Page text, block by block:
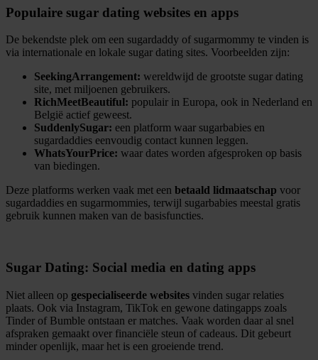
Populaire sugar dating websites en apps
De bekendste plek om een sugardaddy of sugarmommy te vinden is
via internationale en lokale sugar dating sites. Voorbeelden zijn:
SeekingArrangement: wereldwijd de grootste sugar dating
site, met miljoenen gebruikers.
RichMeetBeautiful: populair in Europa, ook in Nederland en
België actief geweest.
SuddenlySugar: een platform waar sugarbabies en
sugardaddies eenvoudig contact kunnen leggen.
WhatsYourPrice: waar dates worden afgesproken op basis
van biedingen.
Deze platforms werken vaak met een betaald lidmaatschap voor
sugardaddies en sugarmommies, terwijl sugarbabies meestal gratis
gebruik kunnen maken van de basisfuncties.
Sugar Dating: Social media en dating apps
Niet alleen op gespecialiseerde websites vinden sugar relaties
plaats. Ook via Instagram, TikTok en gewone datingapps zoals
Tinder of Bumble ontstaan er matches. Vaak worden daar al snel
afspraken gemaakt over financiële steun of cadeaus. Dit gebeurt
minder openlijk, maar het is een groeiende trend.